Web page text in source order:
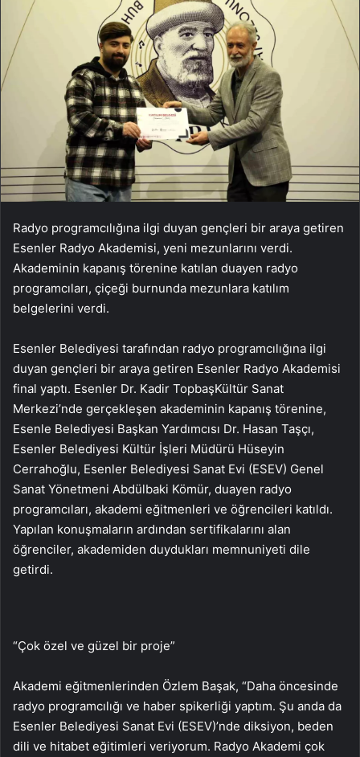
Radyo programcılığına ilgi duyan gençleri bir araya getiren
Esenler Radyo Akademisi, yeni mezunlarını verdi.
Akademinin kapanış törenine katılan duayen radyo
programcıları, çiçeği burnunda mezunlara katılım
belgelerini verdi.
Esenler Belediyesi tarafından radyo programcılığına ilgi
duyan gençleri bir araya getiren Esenler Radyo Akademisi
final yaptı. Esenler Dr. Kadir TopbaşKültür Sanat
Merkezi’nde gerçekleşen akademinin kapanış törenine,
Esenle Belediyesi Başkan Yardımcısı Dr. Hasan Taşçı,
Esenler Belediyesi Kültür İşleri Müdürü Hüseyin
Cerrahoğlu, Esenler Belediyesi Sanat Evi (ESEV) Genel
Sanat Yönetmeni Abdülbaki Kömür, duayen radyo
programcıları, akademi eğitmenleri ve öğrencileri katıldı.
Yapılan konuşmaların ardından sertifikalarını alan
öğrenciler, akademiden duydukları memnuniyeti dile
getirdi.
“Çok özel ve güzel bir proje”
Akademi eğitmenlerinden Özlem Başak, “Daha öncesinde
radyo programcılığı ve haber spikerliği yaptım. Şu anda da
Esenler Belediyesi Sanat Evi (ESEV)’nde diksiyon, beden
dili ve hitabet eğitimleri veriyorum. Radyo Akademi çok